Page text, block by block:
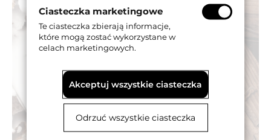
Ciasteczka marketingowe
Te ciasteczka zbierają informacje,
które mogą zostać wykorzystane w
celach marketingowych.
Akceptuj wszystkie ciasteczka
Odrzuć wszystkie ciasteczka